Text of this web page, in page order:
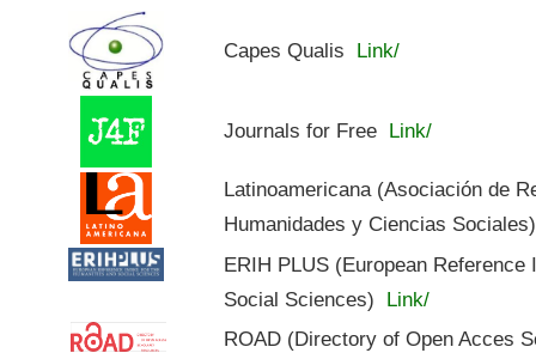
Capes Qualis Link/
Journals for Free Link/
Latinoamericana (Asociación de
Humanidades y Ciencias Sociales)
ERIH PLUS (European
Social Sciences) Link/
ROAD (Directory of Open Acces